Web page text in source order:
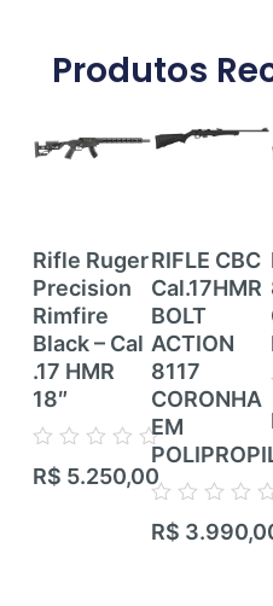
Produtos
Rifle Ruger
Precision
Rimfire
Black – Cal
.17 HMR
18″
Avaliação
0
R$ 5.250,00
RIFLE CBC
Cal.17HMR
BOLT
ACTION
8117
CORONHA
EM
Avaliação
0
R$